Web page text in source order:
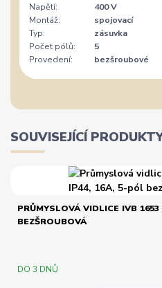
Napětí:
400 V
Montáž:
spojovací
Typ:
zásuvka
Počet pólů:
5
Provedení:
bezšroubové
SOUVISEJÍCÍ
PRŮMYSLOVÁ VIDLICE IVB
BEZŠROUBOVÁ
DO 3 DNŮ